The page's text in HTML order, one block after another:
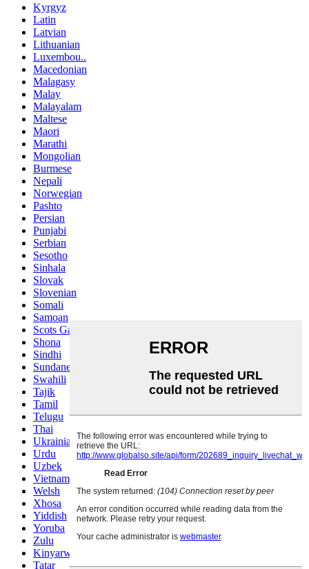
Kyrgyz
Latin
Latvian
Lithuanian
Luxembou..
Macedonian
Malagasy
Malay
Malayalam
Maltese
Maori
Marathi
Mongolian
Burmese
Nepali
Norwegian
Pashto
Persian
Punjabi
Serbian
Sesotho
Sinhala
Slovak
Slovenian
Somali
Samoan
Scots Gaelic
Shona
Sindhi
Sundanese
Swahili
Tajik
Tamil
Telugu
Thai
Ukrainian
Urdu
Uzbek
Vietnamese
Welsh
Xhosa
Yiddish
Yoruba
Zulu
Kinyarwanda
Tatar